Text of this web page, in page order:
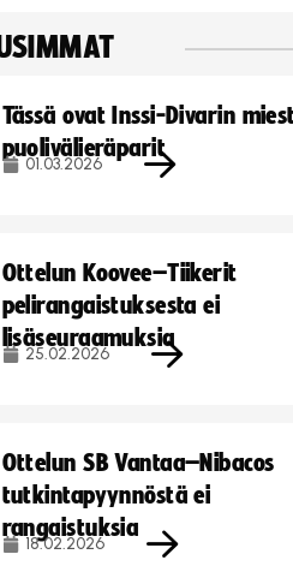
Tässä ovat Inssi-Divarin
puolivälieräparit
01.03.2026
Ottelun Koovee–Tiikerit
pelirangaistuksesta ei
lisäseuraamuksia
25.02.2026
Ottelun SB Vantaa–Nibacos
tutkintapyynnöstä ei
rangaistuksia
18.02.2026